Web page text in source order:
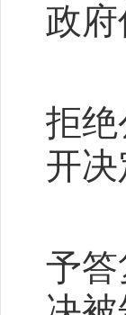
政府
（
拒
开
（
予